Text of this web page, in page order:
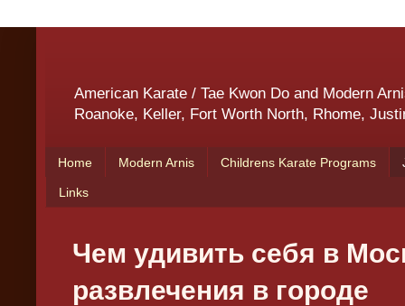
American Karate / Tae Kwon Do and Modern
Roanoke, Keller, Fort Worth North, Rhome,
Home Modern Arnis Childrens Karate Programs
Links
Чем удивить себя в
развлечения в городе